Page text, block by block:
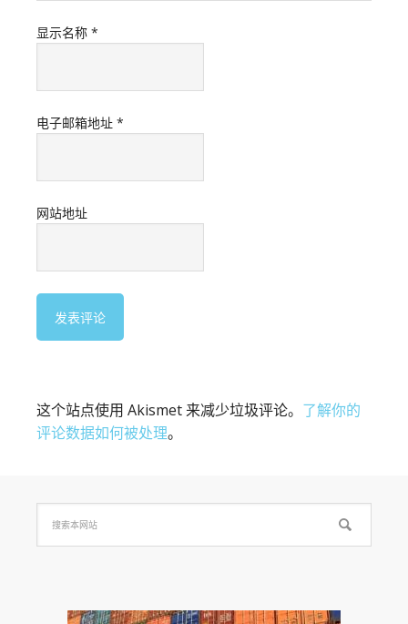
显示名称 *
电子邮箱地址 *
网站地址
这个站点使用 Akismet 来减少垃圾评论。 了解你的
评论数据如何被处理。